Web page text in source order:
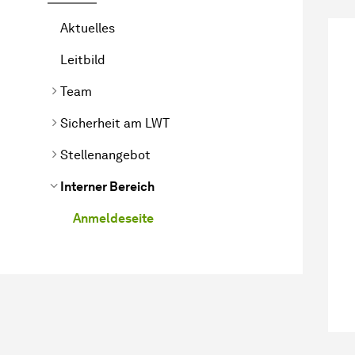
Aktuelles
Leitbild
Team
Sicherheit am LWT
Stellenangebot
Interner Bereich
Anmeldeseite